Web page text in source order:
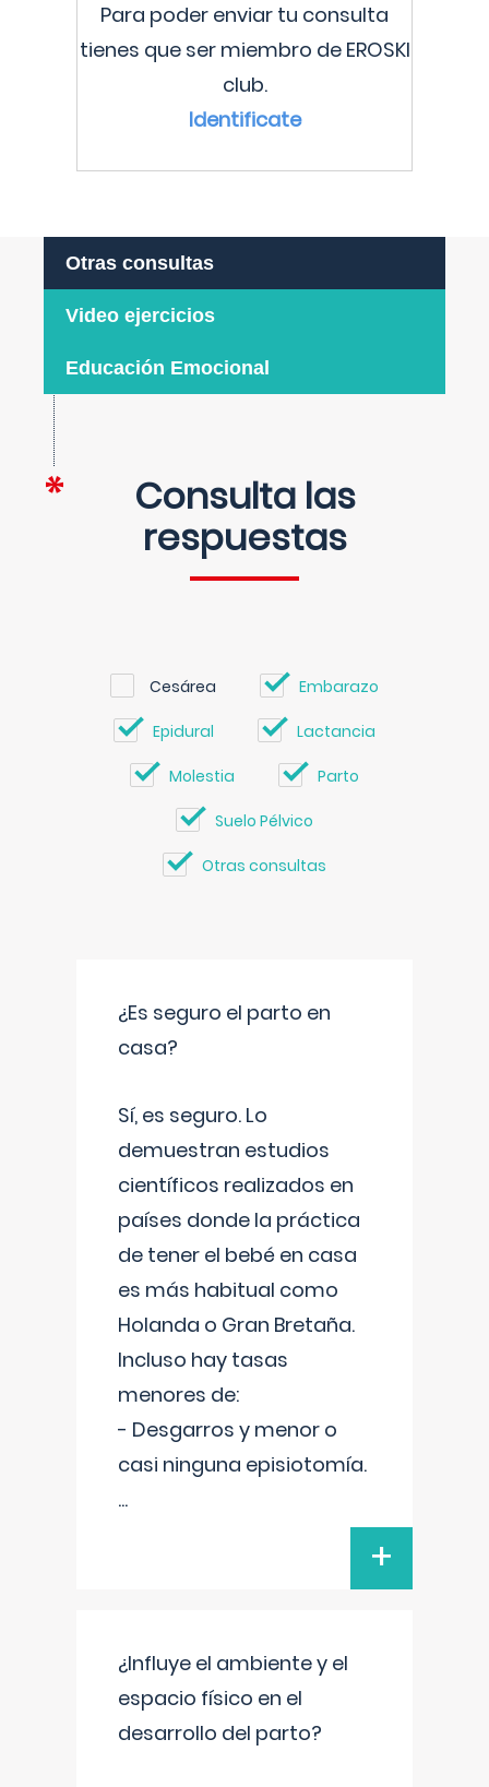
Para poder enviar tu consulta
tienes que ser miembro de EROSKI
club.
Identificate
Otras consultas
Video ejercicios
Educación Emocional
Consulta las
respuestas
Cesárea Embarazo
Epidural Lactancia
Molestia Parto
Suelo Pélvico
Otras consultas
¿Es seguro el parto en
casa?
Sí, es seguro. Lo
demuestran estudios
científicos realizados en
países donde la práctica
de tener el bebé en casa
es más habitual como
Holanda o Gran Bretaña.
Incluso hay tasas
menores de:
- Desgarros y menor o
casi ninguna episiotomía.
...
+
¿Influye el ambiente y el
espacio físico en el
desarrollo del parto?